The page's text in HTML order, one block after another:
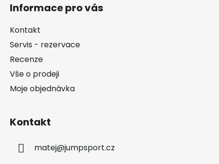
Informace pro vás
Kontakt
Servis - rezervace
Recenze
Vše o prodeji
Moje objednávka
Kontakt
matej@jumpsport.cz